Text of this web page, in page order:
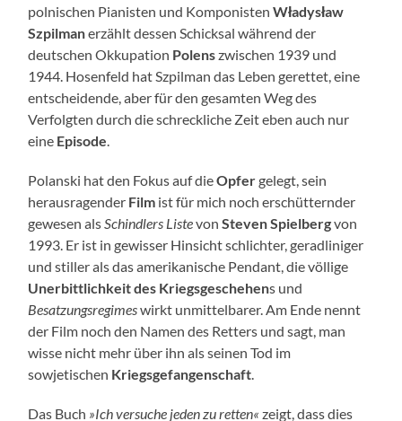
polnischen Pianisten und KomponistenWładysław
Szpilmanerzählt dessen Schicksal während der
deutschen Okkupation Polenszwischen 1939 und
1944. Hosenfeld hat Szpilman das Leben gerettet, eine
entscheidende, aber für den gesamten Weg des
Verfolgten durch die schreckliche Zeit eben auch nur
eine Episode.
Polanski hat den Fokus auf dieOpfergelegt, sein
herausragender Film ist für mich noch erschütternder
gewesen alsSchindlers ListevonSteven Spielbergvon
1993. Er ist in gewisser Hinsicht schlichter, geradliniger
und stiller als das amerikanische Pendant, die völlige
Unerbittlichkeit des Kriegsgeschehens und
Besatzungsregimeswirkt unmittelbarer. Am Ende nennt
der Film noch den Namen des Retters und sagt, man
wisse nicht mehr über ihn als seinen Tod im
sowjetischen Kriegsgefangenschaft.
Das Buch »Ich versuche jeden zu retten« zeigt, dass dies